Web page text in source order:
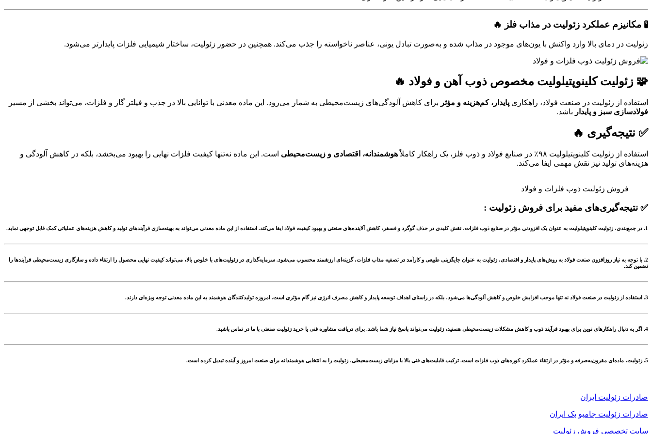
🧪 مکانیزم عملکرد زئولیت در مذاب فلز 🔥
زئولیت در دمای بالا وارد واکنش با یون‌های موجود در مذاب شده و به‌صورت تبادل یونی، عناصر ناخواسته را جذب می‌کند. همچنین در حضور زئولیت، ساختار شیمیایی فلزات پایدارتر می‌شود.
🧩 زئولیت کلینوپتیلولیت مخصوص ذوب آهن و فولاد 🔥
استفاده از زئولیت در صنعت فولاد، راهکاری پایدار، کم‌هزینه و مؤثر برای کاهش آلودگی‌های زیست‌محیطی به شمار می‌رود. این ماده معدنی با توانایی بالا در جذب و فیلتر گاز و فلزات، می‌تواند بخشی از مسیر
فولادسازی سبز و پایدار باشد.
✅ نتیجه‌گیری 🔥
استفاده از زئولیت کلینوپتیلولیت ۹۸٪ در صنایع فولاد و ذوب فلز، یک راهکار کاملاً هوشمندانه، اقتصادی و زیست‌محیطی است. این ماده نه‌تنها کیفیت فلزات نهایی را بهبود می‌بخشد، بلکه در کاهش آلودگی و
هزینه‌های تولید نیز نقش مهمی ایفا می‌کند.
فروش زئولیت ذوب فلزات و فولاد
✅ نتیجه‌گیری‌های مفید برای فروش زئولیت :
1. در جمع‌بندی، زئولیت کلینوپتیلولیت به عنوان یک افزودنی مؤثر در صنایع ذوب فلزات، نقش کلیدی در حذف گوگرد و فسفر، کاهش آلاینده‌های صنعتی و بهبود کیفیت فولاد ایفا می‌کند. استفاده از این ماده معدنی می‌تواند به بهینه‌سازی فرآیندهای تولید و کاهش هزینه‌های عملیاتی کمک قابل توجهی نماید.
2. با توجه به نیاز روزافزون صنعت فولاد به روش‌های پایدار و اقتصادی، زئولیت به عنوان جایگزینی طبیعی و کارآمد در تصفیه مذاب فلزات، گزینه‌ای ارزشمند محسوب می‌شود. سرمایه‌گذاری در زئولیت‌های با خلوص بالا، می‌تواند کیفیت نهایی محصول را ارتقاء داده و سازگاری زیست‌محیطی فرآیندها را
تضمین کند.
3. استفاده از زئولیت در صنعت فولاد نه تنها موجب افزایش خلوص و کاهش آلودگی‌ها می‌شود، بلکه در راستای اهداف توسعه پایدار و کاهش مصرف انرژی نیز گام مؤثری است. امروزه تولیدکنندگان هوشمند به این ماده معدنی توجه ویژه‌ای دارند.
4. اگر به دنبال راهکارهای نوین برای بهبود فرآیند ذوب و کاهش مشکلات زیست‌محیطی هستید، زئولیت می‌تواند پاسخ نیاز شما باشد. برای دریافت مشاوره فنی یا خرید زئولیت صنعتی با ما در تماس باشید.
5. زئولیت، ماده‌ای مقرون‌به‌صرفه و مؤثر در ارتقاء عملکرد کوره‌های ذوب فلزات است. ترکیب قابلیت‌های فنی بالا با مزایای زیست‌محیطی، زئولیت را به انتخابی هوشمندانه برای صنعت امروز و آینده تبدیل کرده است.
صادرات زئولیت ایران
صادرات زئولیت جامبو بک ایران
سایت تخصصی فروش زئولیت